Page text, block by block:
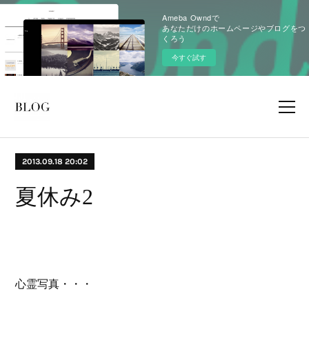
Ameba Owndで
あなただけのホームページやブログをつ
くろう
今すぐ試す
2013.09.18 20:02
夏休み2
心霊写真・・・